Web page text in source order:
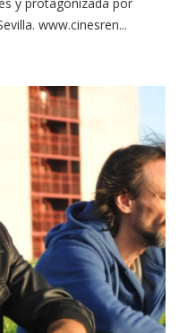
y protagonizada por
www.cinesren...